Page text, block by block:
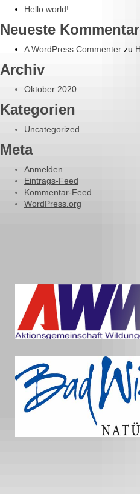
Hello world!
Neueste
A WordPress Commenter zu
Archiv
Oktober 2020
Kategorien
Uncategorized
Meta
Anmelden
Eintrags-Feed
Kommentar-Feed
WordPress.org